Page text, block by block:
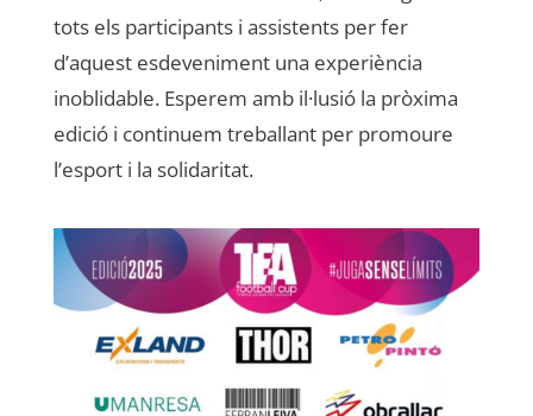
tots els participants i assistents per fer
d’aquest esdeveniment una experiència
inoblidable. Esperem amb il·lusió la pròxima
edició i continuem treballant per promoure
l’esport i la solidaritat.